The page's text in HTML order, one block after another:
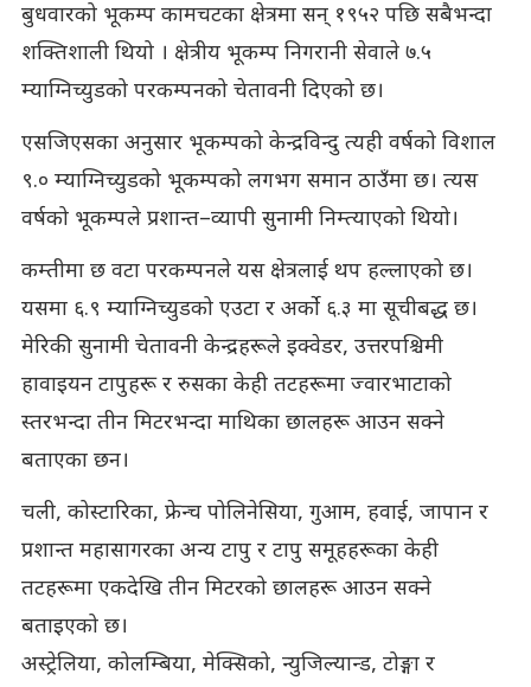
बुधवारको भूकम्प कामचटका क्षेत्रमा सन् १९५२ पछि सबैभन्दा
शक्तिशाली थियो । क्षेत्रीय भूकम्प निगरानी सेवाले ७.५
म्याग्निच्युडको परकम्पनको चेतावनी दिएको छ।
एसजिएसका अनुसार भूकम्पको केन्द्रविन्दु त्यही वर्षको विशाल
९.० म्याग्निच्युडको भूकम्पको लगभग समान ठाउँमा छ। त्यस
वर्षको भूकम्पले प्रशान्त–व्यापी सुनामी निम्त्याएको थियो।
कम्तीमा छ वटा परकम्पनले यस क्षेत्रलाई थप हल्लाएको छ।
यसमा ६.९ म्याग्निच्युडको एउटा र अर्को ६.३ मा सूचीबद्ध छ।
मेरिकी सुनामी चेतावनी केन्द्रहरूले इक्वेडर, उत्तरपश्चिमी
हावाइयन टापुहरू र रुसका केही तटहरूमा ज्वारभाटाको
स्तरभन्दा तीन मिटरभन्दा माथिका छालहरू आउन सक्ने
बताएका छन।
चली, कोस्टारिका, फ्रेन्च पोलिनेसिया, गुआम, हवाई, जापान र
प्रशान्त महासागरका अन्य टापु र टापु समूहहरूका केही
तटहरूमा एकदेखि तीन मिटरको छालहरू आउन सक्ने
बताइएको छ।
अस्ट्रेलिया, कोलम्बिया, मेक्सिको, न्युजिल्यान्ड, टोङ्गा र